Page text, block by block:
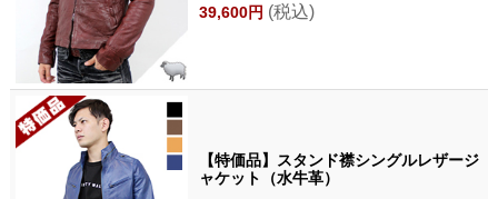
39,600円 (税込)
【特価品】スタンド襟シングルレザージ
ャケット（水牛革）